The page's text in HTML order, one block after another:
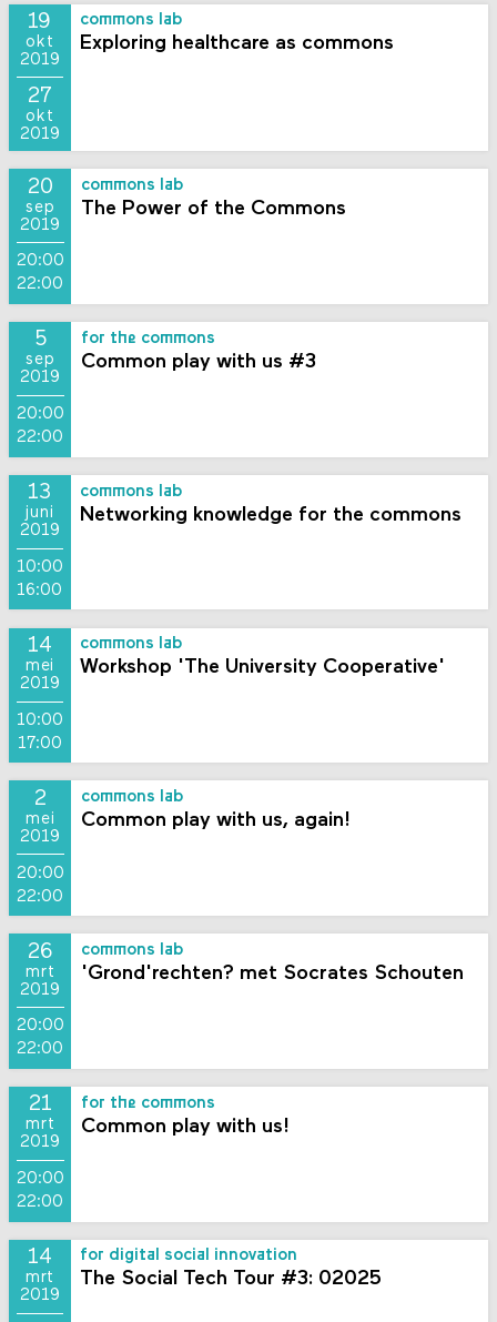
19
okt
2019
27
okt
2019
commons lab
Exploring healthcare as commons
20
sep
2019
20:00
22:00
commons lab
The Power of the Commons
5
sep
2019
20:00
22:00
for the commons
Common play with us #3
13
juni
2019
10:00
16:00
commons lab
Networking knowledge for the commons
14
mei
2019
10:00
17:00
commons lab
Workshop 'The University Cooperative'
2
mei
2019
20:00
22:00
commons lab
Common play with us, again!
26
mrt
2019
20:00
22:00
commons lab
'Grond'rechten? met Socrates Schouten
21
mrt
2019
20:00
22:00
for the commons
Common play with us!
14
mrt
2019
for digital social innovation
The Social Tech Tour #3: 02025